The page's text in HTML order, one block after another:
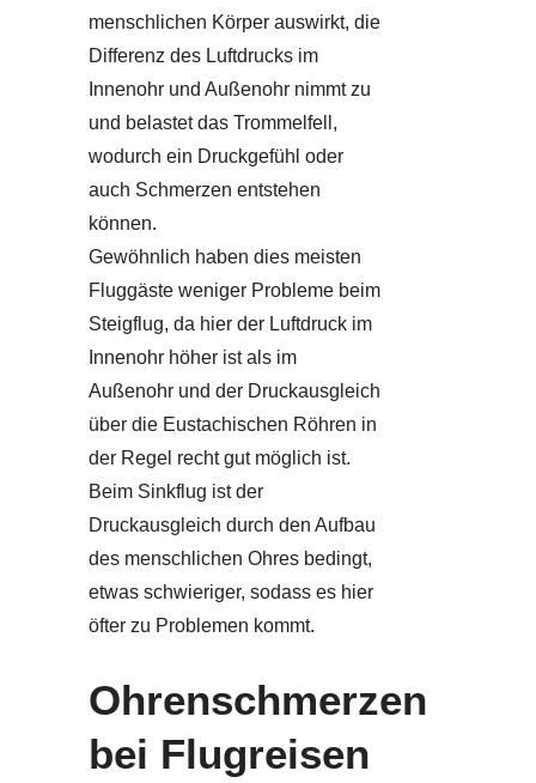
menschlichen Körper auswirkt, die
Differenz des Luftdrucks im
Innenohr und Außenohr nimmt zu
und belastet das Trommelfell,
wodurch ein Druckgefühl oder
auch Schmerzen entstehen
können.
Gewöhnlich haben dies meisten
Fluggäste weniger Probleme beim
Steigflug, da hier der Luftdruck im
Innenohr höher ist als im
Außenohr und der Druckausgleich
über die Eustachischen Röhren in
der Regel recht gut möglich ist.
Beim Sinkflug ist der
Druckausgleich durch den Aufbau
des menschlichen Ohres bedingt,
etwas schwieriger, sodass es hier
öfter zu Problemen kommt.
Ohrenschmerzen
bei Flugreisen